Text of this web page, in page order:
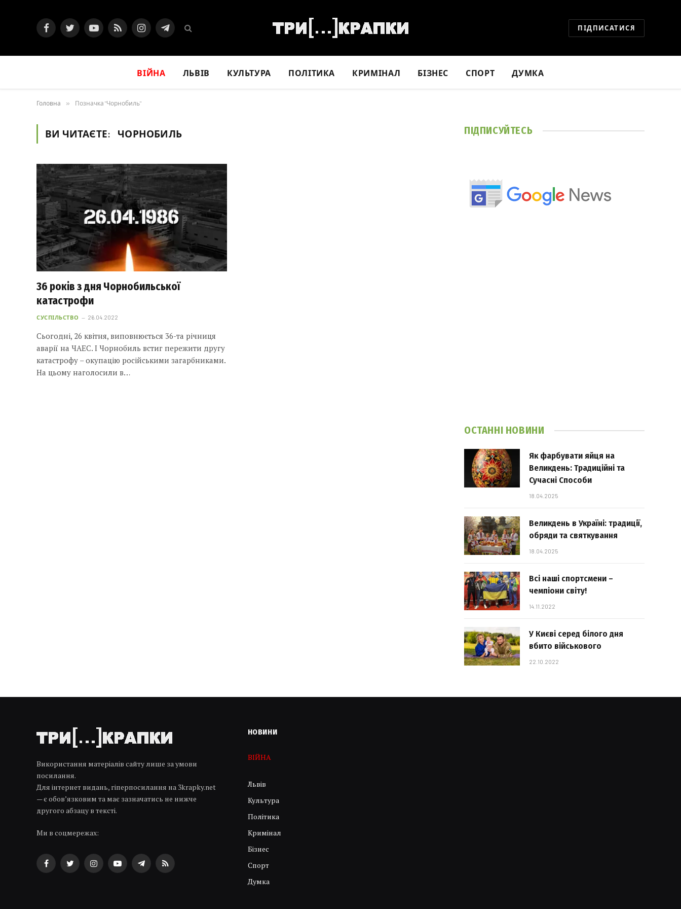
FacebookTwitterYouTubeRSS InstagramTelegram ПІДПИСАТИСЯ
ВІЙНА ЛЬВІВ КУЛЬТУРА ПОЛІТИКА КРИМІНАЛ БІЗНЕС СПОРТ ДУМКА
Головна » Позначка "Чорнобиль"
ВИ ЧИТАЄТЕ: ЧОРНОБИЛЬ
36 років з дня Чорнобильської
катастрофи
СУСПІЛЬСТВО 26.04.2022
Сьогодні, 26 квітня, виповнюється 36-та річниця
аварії на ЧАЕС. І Чорнобиль встиг пережити другу
катастрофу – окупацію російськими загарбниками.
На цьому наголосили в…
ПІДПИСУЙТЕСЬ
ОСТАННІ НОВИНИ
Як фарбувати яйця на
Великдень: Традиційні та
Сучасні Способи
18.04.2025
Великдень в Україні: традиції,
обряди та святкування
18.04.2025
Всі наші спортсмени –
чемпіони світу!
14.11.2022
У Києві серед білого дня
вбито військового
22.10.2022
Використання матеріалів сайту лише за умови
посилання.
Для інтернет видань, гіперпосилання на 3krapky.net
— є обов’язковим та має зазначатись не нижче
другого абзацу в тексті.
Ми в соцмережах:
FacebookTwitterInstagramYouTubeTelegramRSS
НОВИНИ
ВІЙНА
Львів
Культура
Політика
Кримінал
Бізнес
Спорт
Думка